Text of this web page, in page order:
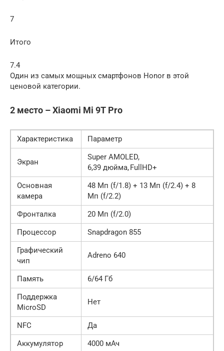
7
Итого
7.4
Один из самых мощных смартфонов Honor в этой
ценовой категории.
2 место – Xiaomi Mi 9T Pro
Характеристика Параметр
Экран
Super AMOLED,
6,39 дюйма, FullHD+
Основная
камера
48 Мп (f/1.8) + 13 Мп (f/2.4) + 8
Мп (f/2.2)
Фронталка
20 Мп (f/2.0)
Процессор
Snapdragon 855
Графический
чип
Adreno 640
Память
6/64 Гб
Поддержка
MicroSD
Нет
NFC
Да
Аккумулятор
4000 мАч